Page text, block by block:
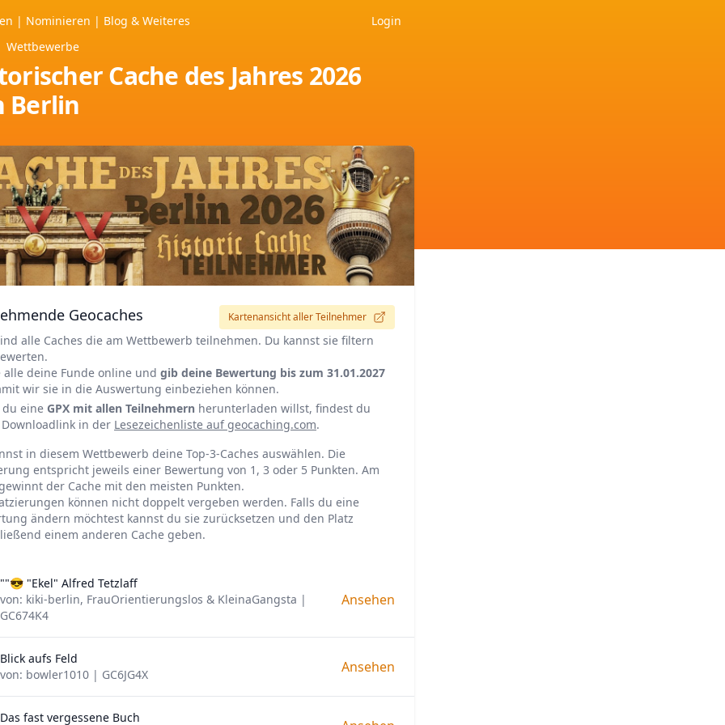
| Nominieren | Blog & Weiteres Login
Wettbewerbe
Cache des Jahres 2026
Berlin
Geocaches Kartenansicht aller Teilnehmer
alle Caches die am Wettbewerb teilnehmen. Du kannst sie filtern
alle deine Funde online und gib deine Bewertung bis zum 31.01.2027
wir sie in die Auswertung einbeziehen können.
du eine GPX mit allen Teilnehmern herunterladen willst, findest du
in der Lesezeichenliste auf geocaching.com.
in diesem Wettbewerb deine Top-3-Caches auswählen. Die
entspricht jeweils einer Bewertung von 1, 3 oder 5 Punkten. Am
der Cache mit den meisten Punkten.
können nicht doppelt vergeben werden. Falls du eine
ändern möchtest kannst du sie zurücksetzen und den Platz
einem anderen Cache geben.
""😎 "Ekel" Alfred Tetzlaff
von: kiki-berlin, FrauOrientierungslos & KleinaGangsta |
GC674K4
Ansehen
Blick aufs Feld
von: bowler1010 | GC6JG4X
Ansehen
Das fast vergessene Buch